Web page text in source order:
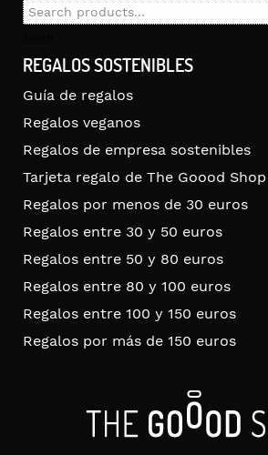
Search
REGALOS SOSTENIBLES
Guía de regalos
Regalos veganos
Regalos de empresa sostenibles
Tarjeta regalo de The Goood Shop
Regalos por menos de 30 euros
Regalos entre 30 y 50 euros
Regalos entre 50 y 80 euros
Regalos entre 80 y 100 euros
Regalos entre 100 y 150 euros
Regalos por más de 150 euros